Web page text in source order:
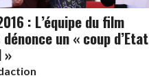
: L’équipe du film
un « coup d’Etat
»